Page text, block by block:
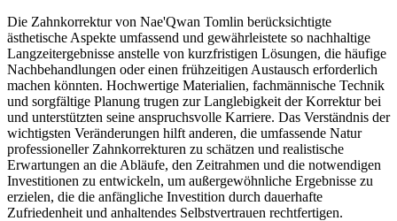
Die Zahnkorrektur von Nae'Qwan Tomlin berücksichtigte
ästhetische Aspekte umfassend und gewährleistete so nachhaltige
Langzeitergebnisse anstelle von kurzfristigen Lösungen, die häufige
Nachbehandlungen oder einen frühzeitigen Austausch erforderlich
machen könnten. Hochwertige Materialien, fachmännische Technik
und sorgfältige Planung trugen zur Langlebigkeit der Korrektur bei
und unterstützten seine anspruchsvolle Karriere. Das Verständnis der
wichtigsten Veränderungen hilft anderen, die umfassende Natur
professioneller Zahnkorrekturen zu schätzen und realistische
Erwartungen an die Abläufe, den Zeitrahmen und die notwendigen
Investitionen zu entwickeln, um außergewöhnliche Ergebnisse zu
erzielen, die die anfängliche Investition durch dauerhafte
Zufriedenheit und anhaltendes Selbstvertrauen rechtfertigen.